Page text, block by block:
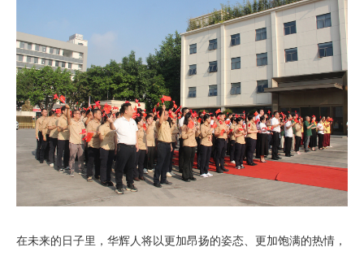
在未来的日子里，华辉人将以更加昂扬的姿态、更加饱满的热情，